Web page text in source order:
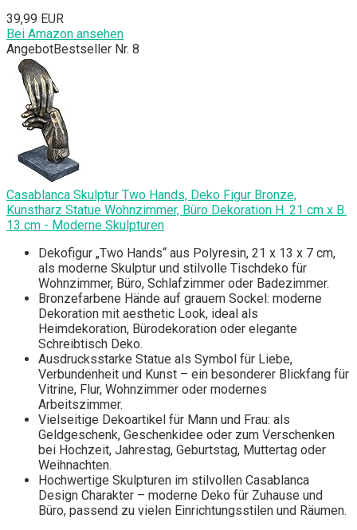
39,99 EUR
Bei Amazon ansehen
AngebotBestseller Nr. 8
Casablanca Skulptur Two Hands, Deko Figur Bronze,
Kunstharz Statue Wohnzimmer, Büro Dekoration H. 21 cm x B.
13 cm - Moderne Skulpturen
Dekofigur „Two Hands“ aus Polyresin, 21 x 13 x 7 cm,
als moderne Skulptur und stilvolle Tischdeko für
Wohnzimmer, Büro, Schlafzimmer oder Badezimmer.
Bronzefarbene Hände auf grauem Sockel: moderne
Dekoration mit aesthetic Look, ideal als
Heimdekoration, Bürodekoration oder elegante
Schreibtisch Deko.
Ausdrucksstarke Statue als Symbol für Liebe,
Verbundenheit und Kunst – ein besonderer Blickfang für
Vitrine, Flur, Wohnzimmer oder modernes
Arbeitszimmer.
Vielseitige Dekoartikel für Mann und Frau: als
Geldgeschenk, Geschenkidee oder zum Verschenken
bei Hochzeit, Jahrestag, Geburtstag, Muttertag oder
Weihnachten.
Hochwertige Skulpturen im stilvollen Casablanca
Design Charakter – moderne Deko für Zuhause und
Büro, passend zu vielen Einrichtungsstilen und Räumen.